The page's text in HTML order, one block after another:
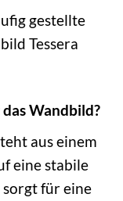
gestellte
Tessera
Wandbild?
aus einem
eine stabile
für eine